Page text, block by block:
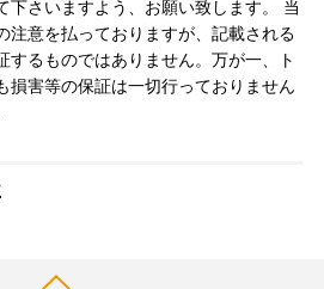
下さいますよう、お願い致します。 当
注意を払っておりますが、記載される
するものではありません。万が一、ト
損害等の保証は一切行っておりません